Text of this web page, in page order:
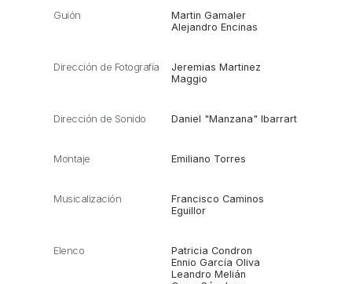
Guión
Martin Gamaler
Alejandro Encinas
Dirección de Fotografía
Jeremias Martinez
Maggio
Dirección de Sonido Daniel "Manzana" Ibarrart
Montaje Emiliano Torres
Musicalización
Francisco Caminos
Eguillor
Elenco
Patricia Condron
Ennio García Oliva
Leandro Melián